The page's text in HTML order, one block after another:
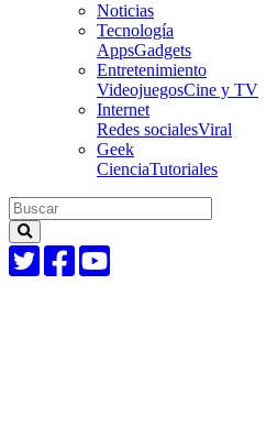
Noticias
Tecnología
AppsGadgets
Entretenimiento
VideojuegosCine y TV
Internet
Redes socialesViral
Geek
CienciaTutoriales